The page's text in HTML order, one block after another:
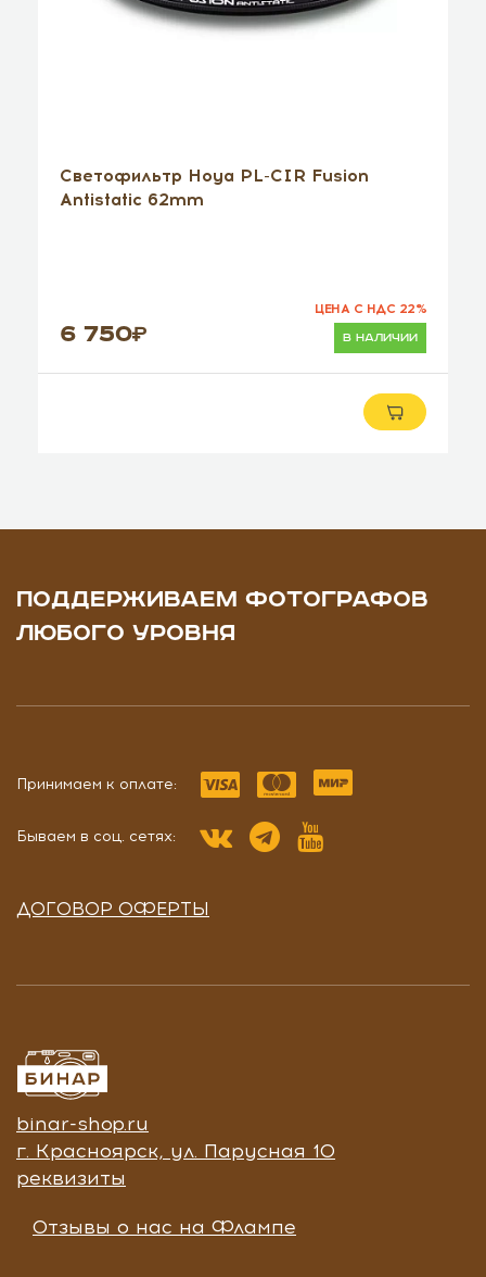
Светофильтр Hoya PL-CIR Fusion
Antistatic 62mm
6 750 в наличии
ЦЕНА С НДС 22%
ПОДДЕРЖИВАЕМ ФОТОГРАФОВ
ЛЮБОГО УРОВНЯ
Принимаем к оплате:
Бываем в соц. сетях:
ДОГОВОР ОФЕРТЫ
binar-shop.ru
г. Красноярск, ул. Парусная 10
реквизиты
Отзывы о нас на Флампе